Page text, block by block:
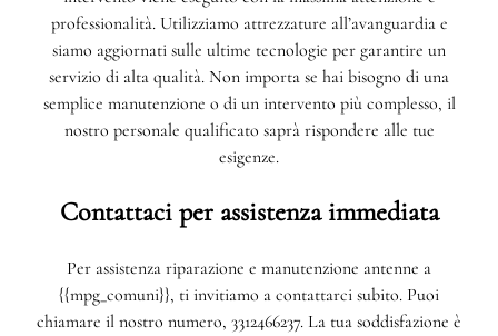
professionalità. Utilizziamo attrezzature all’avanguardia e
siamo aggiornati sulle ultime tecnologie per garantire un
servizio di alta qualità. Non importa se hai bisogno di una
semplice manutenzione o di un intervento più complesso, il
nostro personale qualificato saprà rispondere alle tue
esigenze.
Contattaci per assistenza immediata
Per assistenza riparazione e manutenzione antenne a
{{mpg_comuni}}, ti invitiamo a contattarci subito. Puoi
chiamare il nostro numero, 3312466237. La tua soddisfazione è